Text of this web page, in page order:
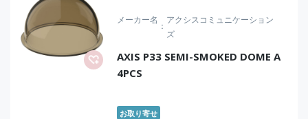
メーカー名
アクシスコミュニケーション
ズ
AXIS P33 SEMI-SMOKED DOME A
4PCS
お取り寄せ